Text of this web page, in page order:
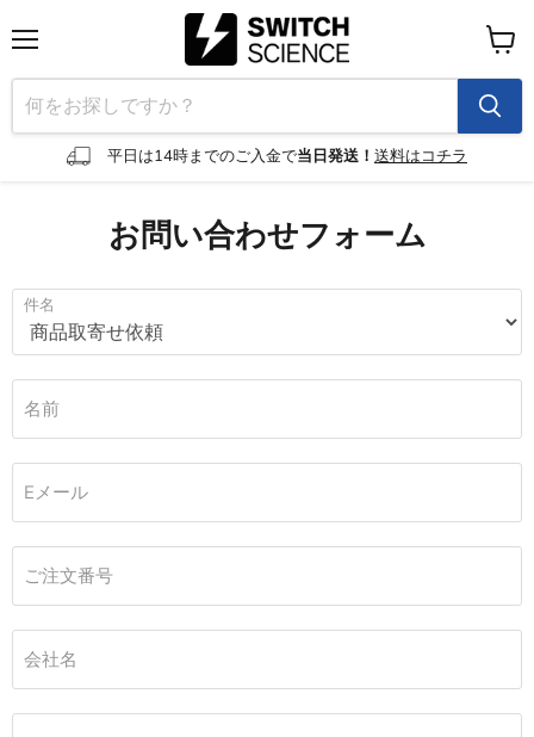
ニ
ュ
ー
平日は14時までのご入金で当日発送！ 送料はコチラ
カ
ー
ト
を
見
お問い合わせフォーム
件名
名前
Eメール
ご注文番号
会社名